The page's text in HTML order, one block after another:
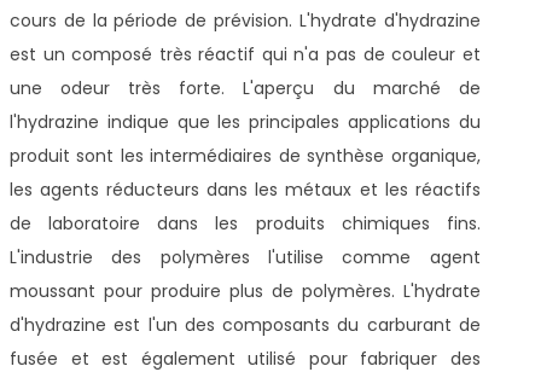
cours de la période de prévision. L'hydrate d'hydrazine
est un composé très réactif qui n'a pas de couleur et
une odeur très forte. L'aperçu du marché de
l'hydrazine indique que les principales applications du
produit sont les intermédiaires de synthèse organique,
les agents réducteurs dans les métaux et les réactifs
de laboratoire dans les produits chimiques fins.
L'industrie des polymères l'utilise comme agent
moussant pour produire plus de polymères. L'hydrate
d'hydrazine est l'un des composants du carburant de
fusée et est également utilisé pour fabriquer des